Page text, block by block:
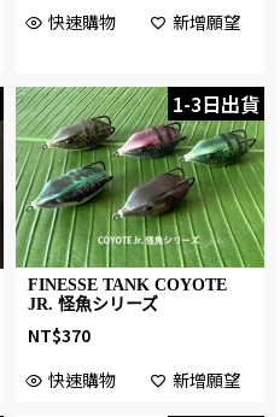
快速購物 新增願望
1-3日出貨
FINESSE TANK COYOTE
JR. 怪魚シリーズ
NT$370
快速購物
新增願望